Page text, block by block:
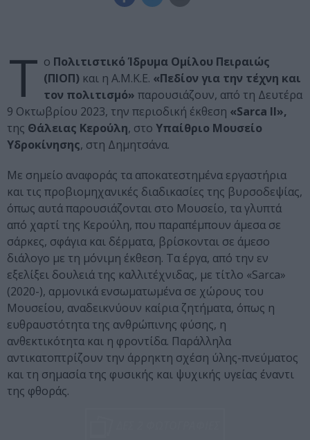
Τ ο Πολιτιστικό Ίδρυμα Ομίλου Πειραιώς
(ΠΙΟΠ) και η Α.Μ.Κ.Ε. «Πεδίον για την τέχνη και
τον πολιτισμό» παρουσιάζουν, από τη Δευτέρα
9 Οκτωβρίου 2023, την περιοδική έκθεση «Sarca II»,
της Θάλειας Κερούλη, στο Υπαίθριο Μουσείο
Υδροκίνησης, στη Δημητσάνα.
Με σημείο αναφοράς τα αποκατεστημένα εργαστήρια
και τις προβιομηχανικές διαδικασίες της βυρσοδεψίας,
όπως αυτά παρουσιάζονται στο Μουσείο, τα γλυπτά
από χαρτί της Κερούλη, που παραπέμπουν άμεσα σε
σάρκες, σφάγια και δέρματα, βρίσκονται σε άμεσο
διάλογο με τη μόνιμη έκθεση. Τα έργα, από την εν
εξελίξει δουλειά της καλλιτέχνιδας, με τίτλο «Sarca»
(2020-), αρμονικά ενσωματωμένα σε χώρους του
Μουσείου, αναδεικνύουν καίρια ζητήματα, όπως η
ευθραυστότητα της ανθρώπινης φύσης, η
ανθεκτικότητα και η φροντίδα. Παράλληλα
αντικατοπτρίζουν την άρρηκτη σχέση ύλης-πνεύματος
και τη σημασία της φυσικής και ψυχικής υγείας έναντι
της φθοράς.